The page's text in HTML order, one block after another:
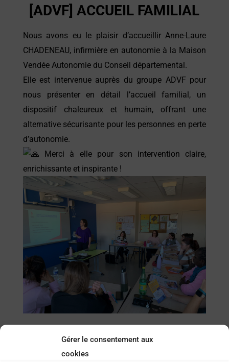
Gérer le consentement aux
cookies
[ADVF] ACCUEIL FAMILIAL
Nous avons eu le plaisir d’accueillir Anne-Laure
CHADENEAU, infirmière en autonomie à la Maison
Vendée Autonomie du Conseil départemental.
Elle est intervenue auprès du groupe ADVF pour
nous présenter en détail l’accueil familial, un
dispositif chaleureux et humain, offrant une
alternative sécurisante pour les personnes en perte
d’autonomie.
Merci à elle pour son intervention claire,
enrichissante et inspirante !